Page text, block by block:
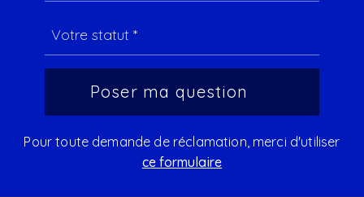
Pour toute demande de réclamation, merci d'utiliser
ce formulaire